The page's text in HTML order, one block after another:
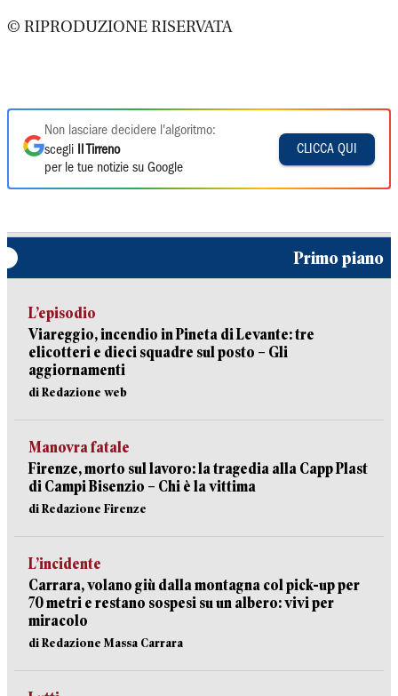
© RIPRODUZIONE RISERVATA
Non lasciare decidere l'algoritmo:
scegli
Il Tirreno
per le tue notizie su Google
CLICCA QUI
Primo piano
L’episodio
Viareggio, incendio in Pineta di Levante: tre
elicotteri e dieci squadre sul posto – Gli
aggiornamenti
di Redazione web
Manovra fatale
Firenze, morto sul lavoro: la tragedia alla Capp Plast
di Campi Bisenzio – Chi è la vittima
di Redazione Firenze
L’incidente
Carrara, volano giù dalla montagna col pick-up per
70 metri e restano sospesi su un albero: vivi per
miracolo
di Redazione Massa Carrara